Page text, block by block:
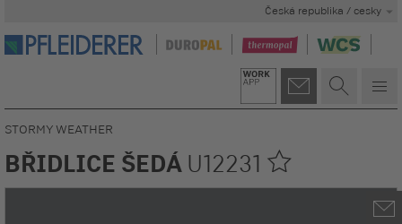
Česká republika / cesky
STORMY WEATHER
BŘIDLICE ŠEDÁ U12231